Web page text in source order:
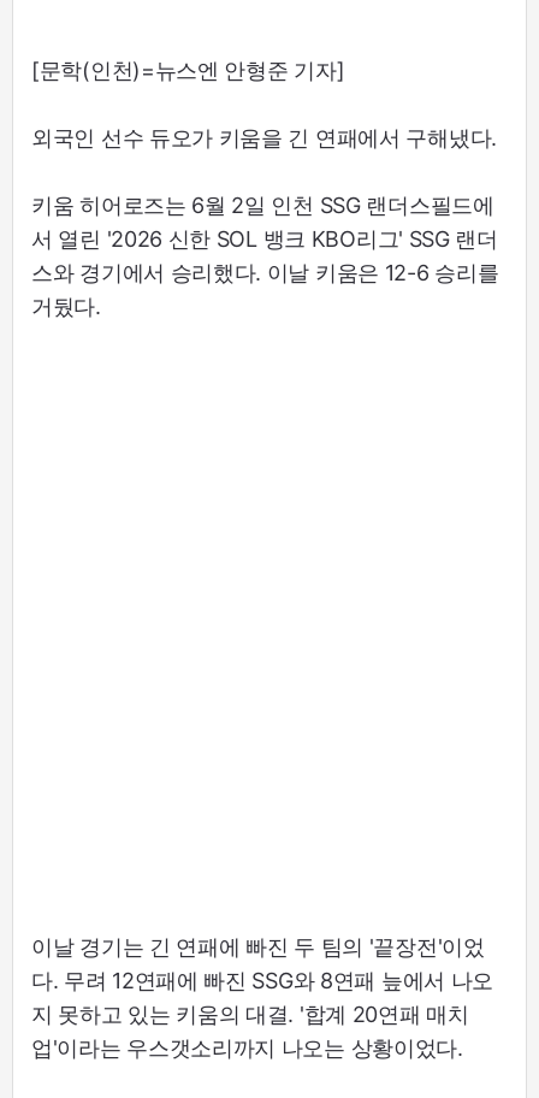
[문학(인천)=뉴스엔 안형준 기자]
외국인 선수 듀오가 키움을 긴 연패에서 구해냈다.
키움 히어로즈는 6월 2일 인천 SSG 랜더스필드에
서 열린 '2026 신한 SOL 뱅크 KBO리그' SSG 랜더
스와 경기에서 승리했다. 이날 키움은 12-6 승리를
거뒀다.
이날 경기는 긴 연패에 빠진 두 팀의 '끝장전'이었
다. 무려 12연패에 빠진 SSG와 8연패 늪에서 나오
지 못하고 있는 키움의 대결. '합계 20연패 매치
업'이라는 우스갯소리까지 나오는 상황이었다.